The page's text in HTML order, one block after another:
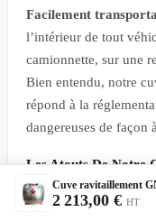
Facilement
l’intérieur de tout
camionnette, sur une
Bien entendu, notre
répond à la
dangereuses de façon
Les Atouts De Notre
Acheter unecuve
2 213,00 € HT